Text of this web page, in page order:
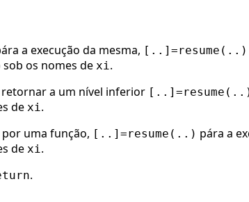
a execução da mesma, [..]=resume(..)
os nomes de xi.
a um nível inferior
de xi.
uma função, [..]=resume(..) pára a
de xi.
.